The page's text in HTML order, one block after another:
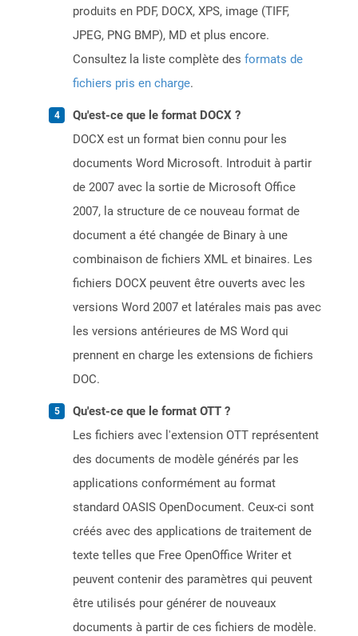
produits en PDF, DOCX, XPS, image (TIFF,
JPEG, PNG BMP), MD et plus encore.
Consultez la liste complète des formats de
fichiers pris en charge.
Qu'est-ce que le format DOCX ?
DOCX est un format bien connu pour les
documents Word Microsoft. Introduit à partir
de 2007 avec la sortie de Microsoft Office
2007, la structure de ce nouveau format de
document a été changée de Binary à une
combinaison de fichiers XML et binaires. Les
fichiers DOCX peuvent être ouverts avec les
versions Word 2007 et latérales mais pas avec
les versions antérieures de MS Word qui
prennent en charge les extensions de fichiers
DOC.
Qu'est-ce que le format OTT ?
Les fichiers avec l'extension OTT représentent
des documents de modèle générés par les
applications conformément au format
standard OASIS OpenDocument. Ceux-ci sont
créés avec des applications de traitement de
texte telles que Free OpenOffice Writer et
peuvent contenir des paramètres qui peuvent
être utilisés pour générer de nouveaux
documents à partir de ces fichiers de modèle.